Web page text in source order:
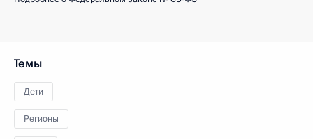
Темы
Дети
Регионы